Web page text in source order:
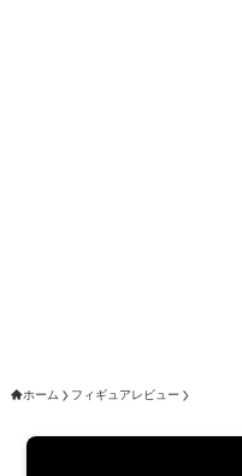
ホーム フィギュアレビュー